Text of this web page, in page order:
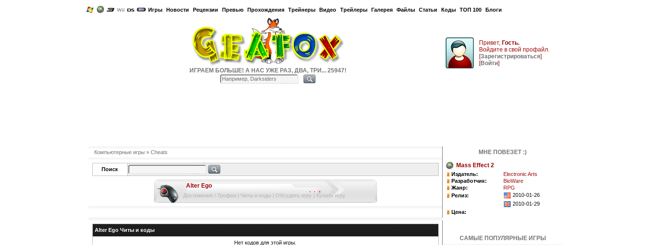
Игры Новости Рецензии Превью Прохождения Трейнеры Видео Трейлеры Галерея Файлы Статьи Коды ТОП 100 Блоги
ИГРАЕМ БОЛЬШЕ! А НАС УЖЕ РАЗ, ДВА, ТРИ... 25947!
Привет, Гость.
Войдите в свой профайл.
[Зарегистрироваться]
[Войти]
Компьютерные игры » Cheats
Поиск
Alter Ego
Достижения / Трофеи | Читы и коды | Обсудить игру | Купить игру
Alter Ego Читы и коды
Нет кодов для этой игры.
МНЕ ПОВЕЗЕТ :)
Mass Effect 2
Издатель:
Electronic Arts
Разработчик:
BioWare
Жанр:
RPG
Релиз:
2010-01-26
2010-01-29
Цена:
САМЫЕ ПОПУЛЯРНЫЕ ИГРЫ